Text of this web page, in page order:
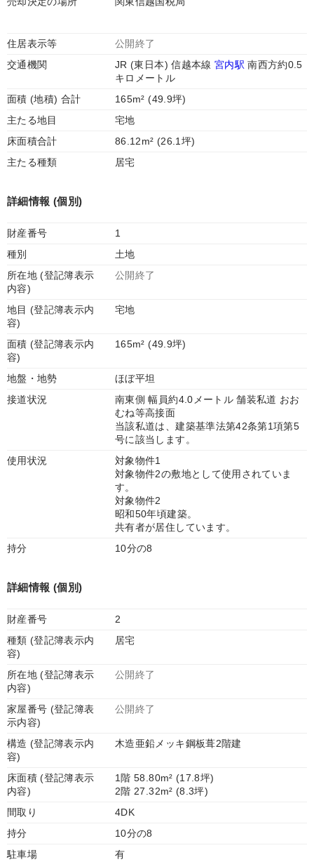
住居表示等
公開終了
交通機関
JR (東日本) 信越本線 宮内駅 南西方約0.5
キロメートル
面積 (地積) 合計
165m² (49.9坪)
主たる地目
宅地
床面積合計
86.12m² (26.1坪)
主たる種類
居宅
詳細情報 (個別)
財産番号
1
種別
土地
所在地 (登記簿表示
内容)
公開終了
地目 (登記簿表示内
容)
宅地
面積 (登記簿表示内
容)
165m² (49.9坪)
地盤・地勢
ほぼ平坦
接道状況
南東側 幅員約4.0メートル 舗装私道 おお
むね等高接面
当該私道は、建築基準法第42条第1項第5
号に該当します。
使用状況
対象物件1
対象物件2の敷地として使用されていま
す。
対象物件2
昭和50年頃建築。
共有者が居住しています。
持分
10分の8
詳細情報 (個別)
財産番号
2
種類 (登記簿表示内
容)
居宅
所在地 (登記簿表示
内容)
公開終了
家屋番号 (登記簿表
示内容)
公開終了
構造 (登記簿表示内
容)
木造亜鉛メッキ鋼板葺2階建
床面積 (登記簿表示
内容)
1階 58.80m² (17.8坪)
2階 27.32m² (8.3坪)
間取り
4DK
持分
10分の8
駐車場
有